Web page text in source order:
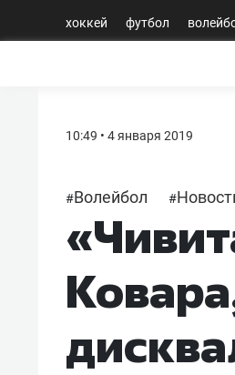
хоккей футбол
10:49 • 4 января 2019
#Волейбол #